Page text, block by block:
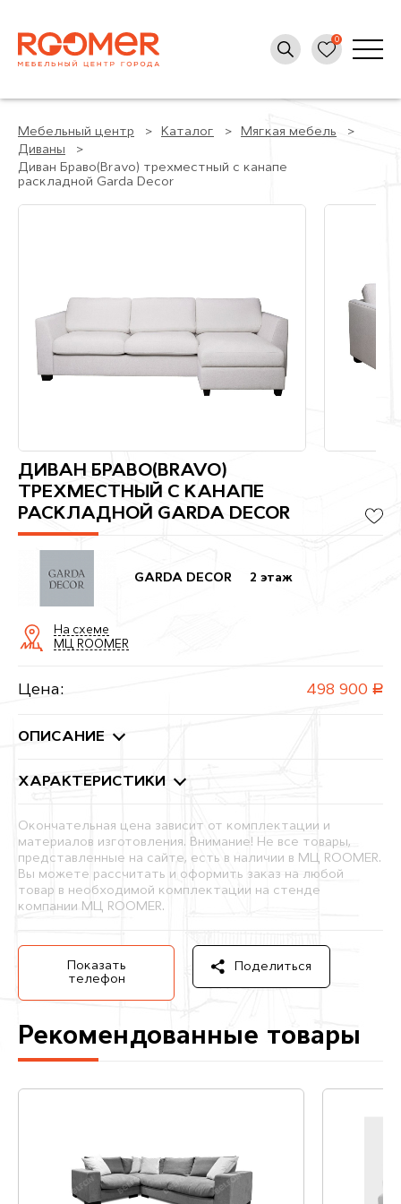
Мебельный центр Каталог
Мягкая мебель
Диваны
Диван Браво(Bravo) трехместный с канапе
раскладной Garda Decor
ДИВАН БРАВО(BRAVO)
ТРЕХМЕСТНЫЙ С КАНАПЕ
РАСКЛАДНОЙ GARDA DECOR
GARDA DECOR 2 этаж
На схеме
МЦ ROOMER
Цена: 498 900 руб.
ОПИСАНИЕ
ХАРАКТЕРИСТИКИ
Окончательная цена зависит от комплектации и
материалов изготовления. Внимание! Не все товары,
представленные на сайте, есть в наличии в МЦ ROOMER.
Вы можете рассчитать и оформить заказ на любой
товар в необходимой комплектации на стенде
компании МЦ ROOMER.
Показать
телефон
Поделиться
Рекомендованные товары